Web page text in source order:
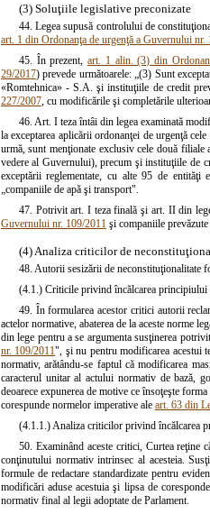
(3) Soluţiile legislative preconizate
44. Legea supusă controlului de
art. 1 din Ordonanţa de urgenţă a Guvernului nr.
45. În prezent,art. 1 alin. (3) din
29/2017) prevede următoarele: „(3) Sunt
«Romtehnica» - S.A. şi instituţiile de credit
227/2007, cu modificările şi completările
46. Art. I teza întâi din legea examinată
la exceptarea aplicării ordonanţei de urgenţă
urmă, sunt menţionate exclusiv cele două
vedere al Guvernului), precum şi instituţiile de
exceptării reglementate, cu alte 95 de
„companiile de apă şi transport".
47. Potrivit art. I teza finală şi art. II din
Guvernului nr. 109/2011 şi companiile
(4) Analiza criticilor de
48. Autorii sesizării de neconstituţionalitate
(4.1.) Criticile privind încălcarea
49. În formularea acestor critici autorii
actelor normative, abaterea de la aceste norme
din lege pentru a se argumenta susţinerea
nr. 109/2011", şi nu pentru modificarea acestui
normativ, arătându-se faptul că modificarea
caracterul unitar al actului normativ de bază,
deoarece expunerea de motive ce însoţeşte
corespunde normelor imperative ale art. 63 din
(4.1.1.) Analiza criticilor privind încălcarea
50. Examinând aceste critici, Curtea reţine
conţinutului normativ intrinsec al acesteia.
formule de redactare standardizate pentru
modificări aduse acestuia şi lipsa de
normativ final al legii adoptate de Parlament.